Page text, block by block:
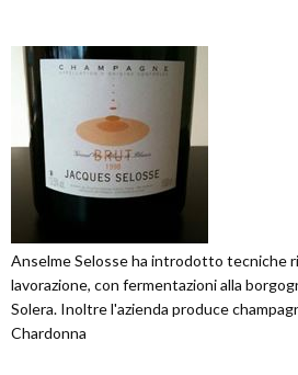
Anselme Selosse ha introdotto tecniche
lavorazione, con fermentazioni alla
Solera. Inoltre l'azienda produce
Chardonna